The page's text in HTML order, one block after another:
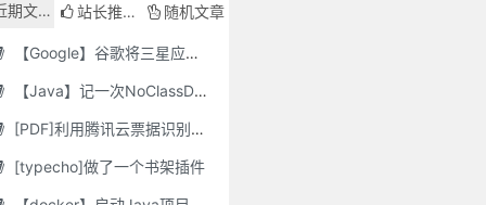
期文章 站长推荐 随机文章
【Google】谷歌将三星应用程序标记为“有害”，并要求用户删除它们
【Java】记一次NoClassDefFoundError错误修复
[PDF]利用腾讯云票据识别接口自动修改PDF文件名
[typecho]做了一个书架插件